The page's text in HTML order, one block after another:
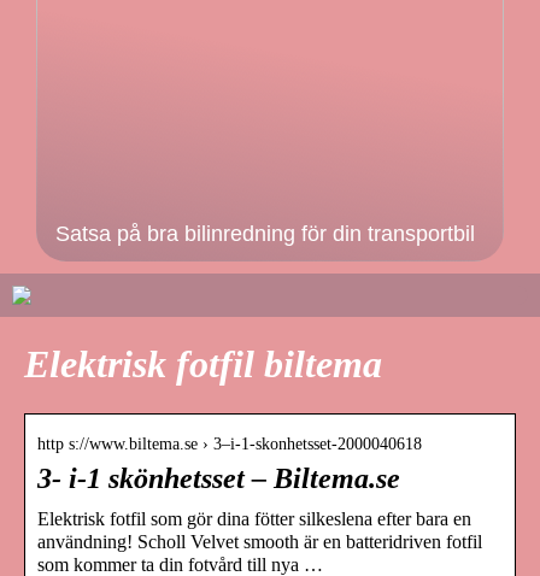
Satsa på bra bilinredning för din transportbil
Elektrisk fotfil biltema
http s://www.biltema.se › 3–i-1-skonhetsset-2000040618
3- i-1 skönhetsset – Biltema.se
Elektrisk fotfil som gör dina fötter silkeslena efter bara en
användning! Scholl Velvet smooth är en batteridriven fotfil
som kommer ta din fotvård till nya …